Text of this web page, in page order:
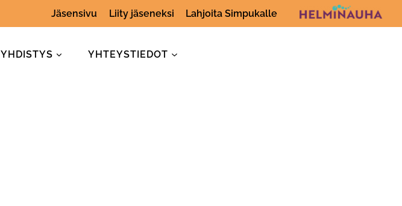
Jäsensivu Liity jäseneksi Lahjoita Simpukalle
YHDISTYS YHTEYSTIEDOT